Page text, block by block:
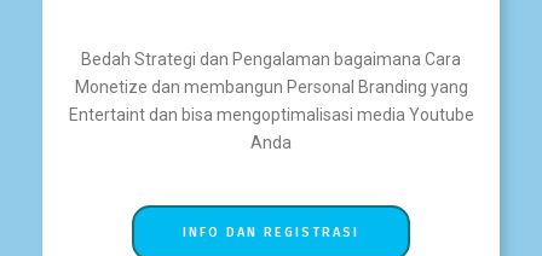
Bedah Strategi dan Pengalaman bagaimana Cara
Monetize dan membangun Personal Branding yang
Entertaint dan bisa mengoptimalisasi media Youtube
Anda
INFO DAN REGISTRASI